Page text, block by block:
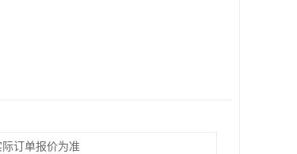
际订单报价为准